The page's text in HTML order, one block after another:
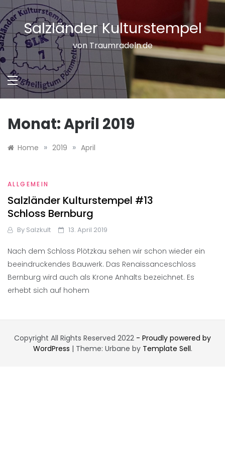
to
contentSalzländer Kulturstempel
von Traumradeln.de
Monat:April 2019
Home » 2019 » April
ALLGEMEIN
Salzländer Kulturstempel #13
Schloss Bernburg
By Salzkult 13. April 2019
Nach dem Schloss Plötzkau sehen wir schon wieder ein
beeindruckendes Bauwerk. Das Renaissanceschloss
Bernburg wird auch als Krone Anhalts bezeichnet. Es
erhebt sich auf hohem
Copyright All Rights Reserved 2022 - Proudly powered by
WordPress | Theme: Urbane by Template Sell.